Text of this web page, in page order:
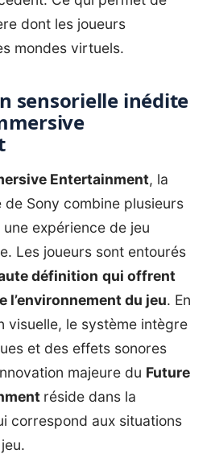
dont les joueurs
mondes virtuels.
sensorielle inédite
Entertainment, la
de Sony combine plusieurs
expérience de jeu
Les joueurs sont entourés
définition qui offrent
l’environnement du jeu. En
visuelle, le système intègre
et des effets sonores
majeure du Future
réside dans la
correspond aux situations